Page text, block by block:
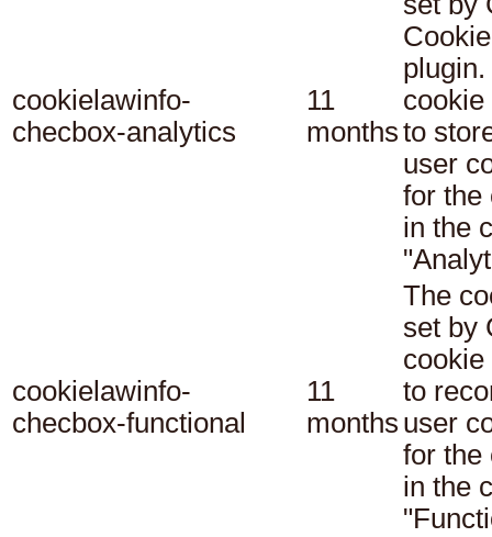
cookielawinfo-
checbox-analytics
11
months
cookie
to
user
for the
in the
cookielawinfo-
checbox-functional
11
months
The
set by
cookie
to
user
for the
in the